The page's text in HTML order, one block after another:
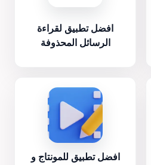
افضل تطبيق لقراءة
الرسائل المحذوفة
افضل تطبيق للمونتاج و